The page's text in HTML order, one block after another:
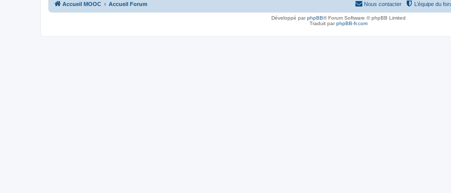
Accueil MOOC Accueil Forum L’équipe du
Nous contacter
Développé parphpBB® Forum Software © phpBB Limited
Traduit parphpBB-fr.com